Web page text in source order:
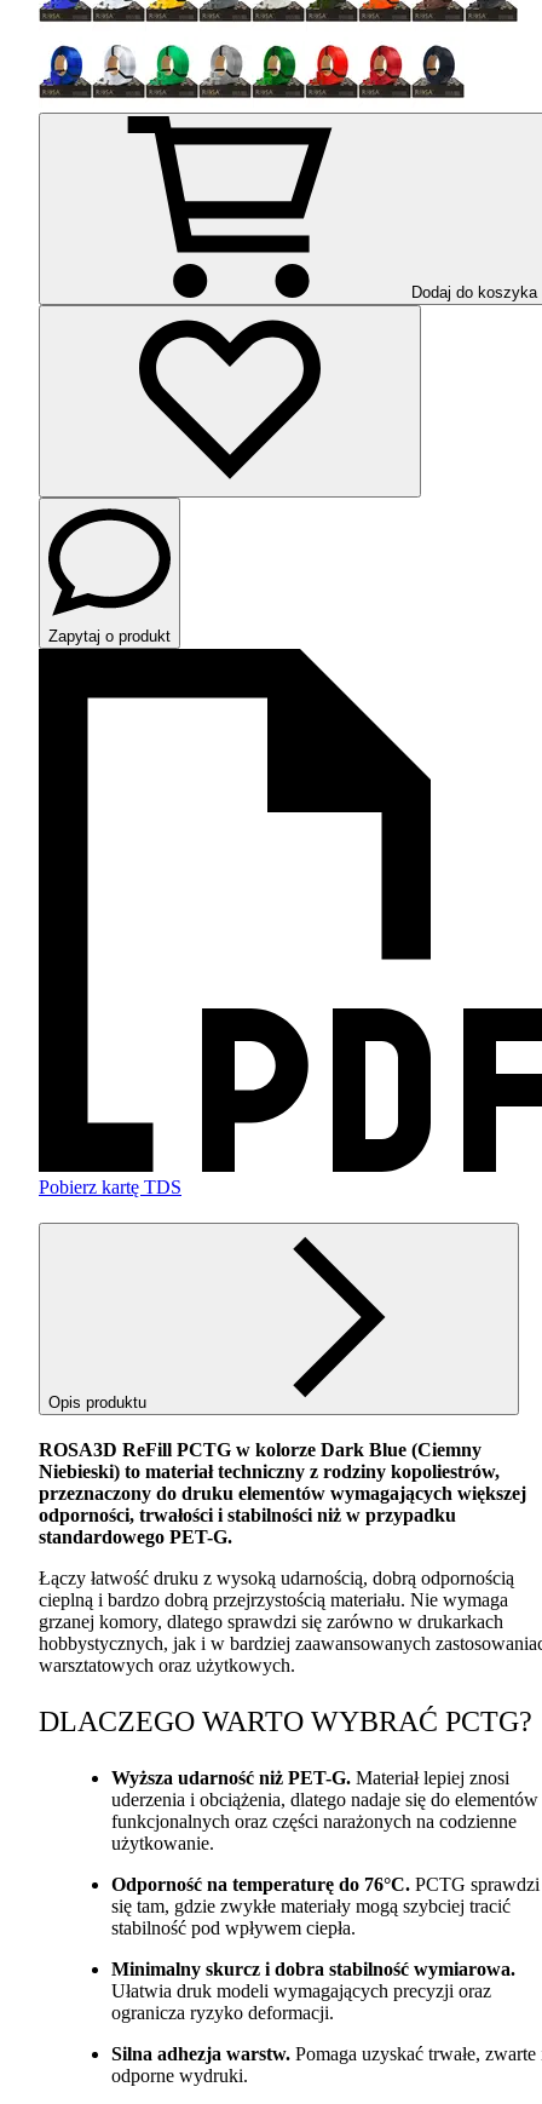
Dodaj do koszyka
Zapytaj o produkt
Pobierz kartę TDS
Opis produktu
ROSA3D ReFill PCTG w kolorze Dark Blue (Ciemny
Niebieski) to materiał techniczny z rodziny kopoliestrów,
przeznaczony do druku elementów wymagających większej
odporności, trwałości i stabilności niż w przypadku
standardowego PET-G.
Łączy łatwość druku z wysoką udarnością, dobrą odpornością
cieplną i bardzo dobrą przejrzystością materiału. Nie wymaga
grzanej komory, dlatego sprawdzi się zarówno w drukarkach
hobbystycznych, jak i w bardziej zaawansowanych
warsztatowych oraz użytkowych.
DLACZEGO WARTO WYBRAĆ PCTG?
Wyższa udarność niż PET-G. Materiał lepiej znosi
uderzenia i obciążenia, dlatego nadaje się do elementów
funkcjonalnych oraz części narażonych na codzienne
użytkowanie.
Odporność na temperaturę do 76°C. PCTG sprawdzi
się tam, gdzie zwykłe materiały mogą szybciej tracić
stabilność pod wpływem ciepła.
Minimalny skurcz i dobra stabilność wymiarowa.
Ułatwia druk modeli wymagających precyzji oraz
ogranicza ryzyko deformacji.
Silna adhezja warstw. Pomaga uzyskać trwałe, zwarte
odporne wydruki.